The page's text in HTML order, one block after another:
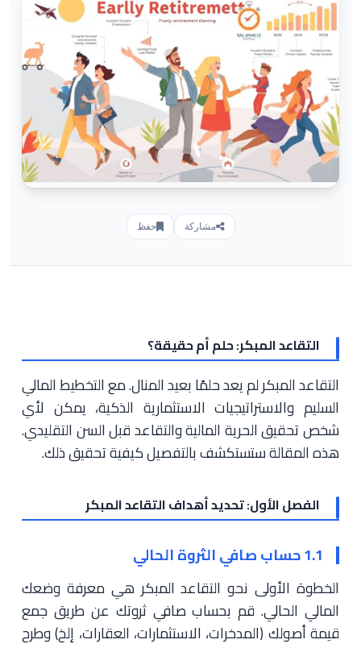
مشاركة حفظ
التقاعد المبكر: حلم أم حقيقة؟
التقاعد المبكر لم يعد حلمًا بعيد المنال. مع التخطيط المالي
السليم والاستراتيجيات الاستثمارية الذكية، يمكن لأي
شخص تحقيق الحرية المالية والتقاعد قبل السن التقليدي.
هذه المقالة ستستكشف بالتفصيل كيفية تحقيق ذلك.
الفصل الأول: تحديد أهداف التقاعد المبكر
1.1 حساب صافي الثروة الحالي
الخطوة الأولى نحو التقاعد المبكر هي معرفة وضعك
المالي الحالي. قم بحساب صافي ثروتك عن طريق جمع
قيمة أصولك (المدخرات، الاستثمارات، العقارات، إلخ) وطرح